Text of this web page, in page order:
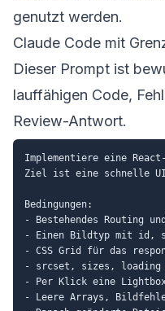
genutzt werden.
Claude Code mit
Dieser Prompt ist
lauffähigen Code,
Review-Antwort.
Implementiere eine
Ziel ist eine schnelle UI
Bedingungen:
- Bestehendes Routing
- Einen Bildtyp mit id,
- CSS Grid für das
- srcset, sizes, loading
- Per Klick eine
- Leere Arrays,